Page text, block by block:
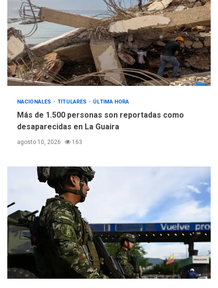
NACIONALES TITULARES ÚLTIMA HORA
Más de 1.500 personas son reportadas como
desaparecidas en La Guaira
agosto 10, 2026 163